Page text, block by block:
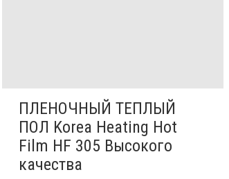
ПЛЕНОЧНЫЙ ТЕПЛЫЙ
ПОЛ Korea Heating Hot
Film HF 305 Высокого
качества